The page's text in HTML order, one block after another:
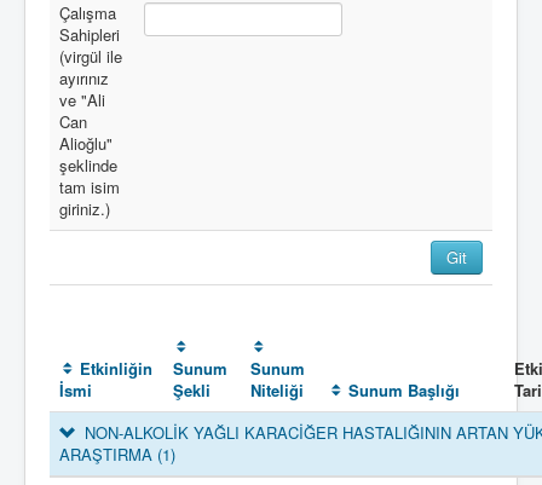
Çalışma
Sahipleri
(virgül ile
ayırınız
ve "Ali
Can
Alioğlu"
şeklinde
tam isim
giriniz.)
Etkinliğin
İsmi
Sunum
Şekli
Sunum
Niteliği
Sunum Başlığı
NON-ALKOLİK YAĞLI KARACİĞER HASTALIĞININ ARTAN
ARAŞTIRMA (1)